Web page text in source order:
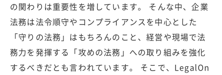
の関わりは重要性を増しています。 そんな中、企業
法務は法令順守やコンプライアンスを中心とした
「守りの法務」はもちろんのこと、経営や現場で法
務力を発揮する「攻めの法務」への取り組みを強化
するべきだとも言われています。 そこで、LegalOn